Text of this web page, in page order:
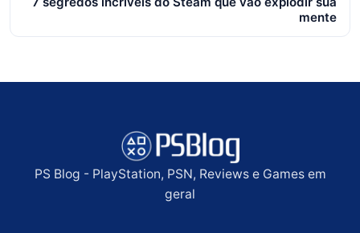
mente
PS Blog - PlayStation, PSN, Reviews e Games em
geral